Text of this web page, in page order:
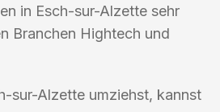
in Esch-sur-Alzette sehr
Branchen Hightech und
sur-Alzette umziehst, kannst